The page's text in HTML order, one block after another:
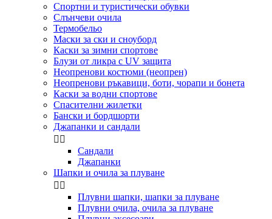
Спортни и туристически обувки
Слънчеви очила
Термобельо
Маски за ски и сноуборд
Каски за зимни спортове
Блузи от ликра с UV защита
Неопренови костюми (неопрен)
Неопренови ръкавици, боти, чорапи и бонета
Каски за водни спортове
Спасителни жилетки
Бански и бордшорти
Джапанки и сандали
 
Сандали
Джапанки
Шапки и очила за плуване
 
Плувни шапки, шапки за плуване
Плувни очила, очила за плуване